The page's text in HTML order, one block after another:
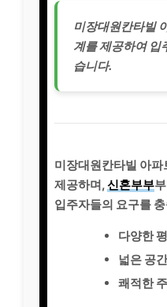
미장대원칸타빌
계를 제공하여 입
습니다.
미장대원칸타빌 아파
제공하며,신혼부부
입주자들의 요구를
다양한
넓은 공
쾌적한